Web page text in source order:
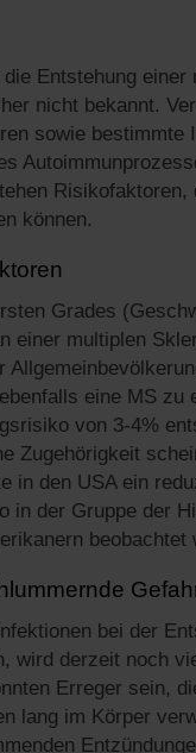
Entstehung einer
nicht bekannt.
sowie bestimmte
Risikofaktoren,
können.
Grades
einer multiplen
eine MS zu
von 3-4%
Zugehörigkeit
in den USA ein
in der Gruppe der
beobachtet
bei der
wird derzeit noch
Erreger sein,
lang im Körper